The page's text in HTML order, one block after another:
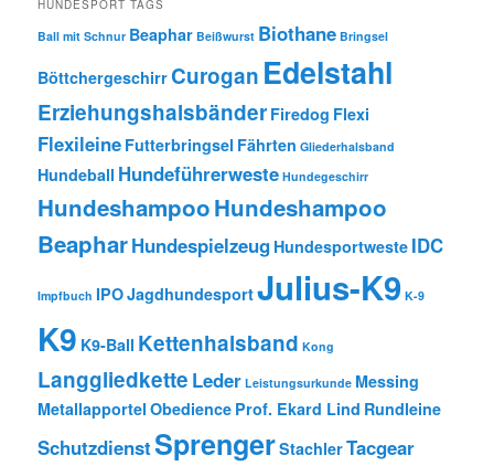
HUNDESPORT TAGS
Ball mit Schnur Beaphar Beißwurst Biothane Bringsel
Böttchergeschirr Curogan Edelstahl
Erziehungshalsbänder Firedog Flexi
Flexileine Futterbringsel Fährten Gliederhalsband
Hundeball Hundeführerweste Hundegeschirr
HundeshampooHundeshampoo
BeapharHundespielzeug Hundesportweste IDC
Impfbuch IPOJagdhundesportJulius-K9 K-9
K9 K9-Ball Kettenhalsband Kong
Langgliedkette Leder Leistungsurkunde Messing
Metallapportel Obedience Prof. Ekard Lind Rundleine
SchutzdienstSprengerStachlerTacgear